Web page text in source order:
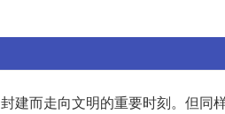
建而走向文明的重要时刻。但同